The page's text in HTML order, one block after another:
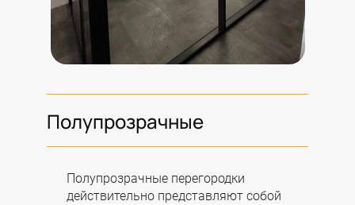
Полупрозрачные
Полупрозрачные перегородки
действительно представляют собой